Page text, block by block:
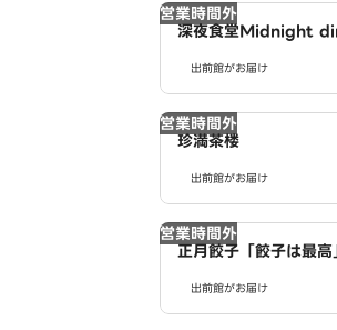
営業時間外
深夜食堂Midnight
出前館がお届け
営業時間外
珍満茶楼
出前館がお届け
営業時間外
正月餃子「餃子は最
出前館がお届け